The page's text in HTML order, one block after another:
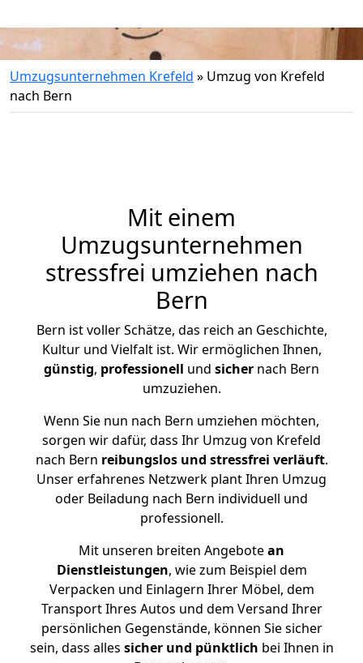
Umzugsunternehmen Krefeld » Umzug von Krefeld
nach Bern
Mit einem
Umzugsunternehmen
stressfrei umziehen nach
Bern
Bern ist voller Schätze, das reich an Geschichte,
Kultur und Vielfalt ist. Wir ermöglichen Ihnen,
günstig, professionell und sicher nach Bern
umzuziehen.
Wenn Sie nun nach Bern umziehen möchten,
sorgen wir dafür, dass Ihr Umzug von Krefeld
nach Bern reibungslos und stressfrei verläuft.
Unser erfahrenes Netzwerk plant Ihren Umzug
oder Beiladung nach Bern individuell und
professionell.
Mit unseren breiten Angebotean
Dienstleistungen, wie zum Beispiel dem
Verpacken und Einlagern Ihrer Möbel, dem
Transport Ihres Autos und dem Versand Ihrer
persönlichen Gegenstände, können Sie sicher
sein, dass alles sicher und pünktlich bei Ihnen in